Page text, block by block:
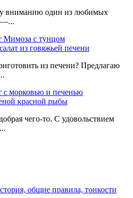
вниманию один из любимых
—...
из говяжьей печени
из печени? Предлагаю
красной рыбы
чего-то. С удовольствием
общие правила, тонкости